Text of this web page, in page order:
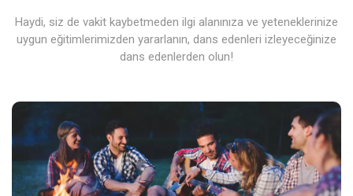
Haydi, siz de vakit kaybetmeden ilgi alanınıza ve yeteneklerinize
uygun eğitimlerimizden yararlanın, dans edenleri izleyeceğinize
dans edenlerden olun!